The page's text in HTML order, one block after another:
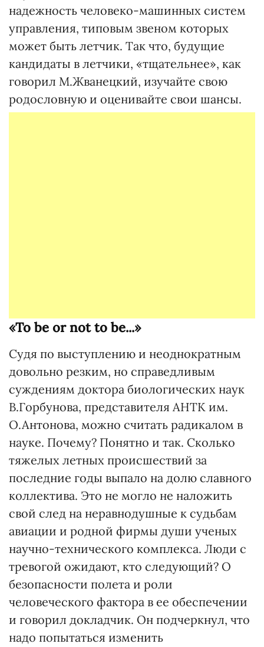
надежность человеко-машинных систем
управления, типовым звеном которых
может быть летчик. Так что, будущие
кандидаты в летчики, «тщательнее», как
говорил М.Жванецкий, изучайте свою
родословную и оценивайте свои шансы.
«To be or not to be...»
Судя по выступлению и неоднократным
довольно резким, но справедливым
суждениям доктора биологических наук
В.Горбунова, представителя АНТК им.
О.Антонова, можно считать радикалом в
науке. Почему? Понятно и так. Сколько
тяжелых летных происшествий за
последние годы выпало на долю славного
коллектива. Это не могло не наложить
свой след на неравнодушные к судьбам
авиации и родной фирмы души ученых
научно-технического комплекса. Люди с
тревогой ожидают, кто следующий? О
безопасности полета и роли
человеческого фактора в ее обеспечении
и говорил докладчик. Он подчеркнул, что
надо попытаться изменить